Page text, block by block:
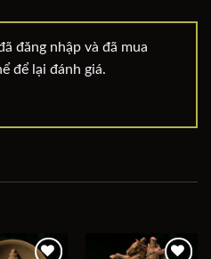
đăng nhập và đã mua
để lại đánh giá.